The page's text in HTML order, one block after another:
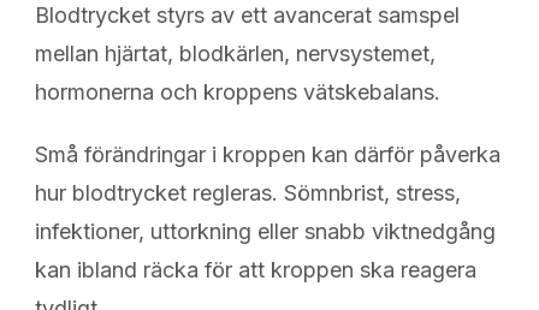
Blodtrycket styrs av ett avancerat samspel
mellan hjärtat, blodkärlen, nervsystemet,
hormonerna och kroppens vätskebalans.
Små förändringar i kroppen kan därför påverka
hur blodtrycket regleras. Sömnbrist, stress,
infektioner, uttorkning eller snabb viktnedgång
kan ibland räcka för att kroppen ska reagera